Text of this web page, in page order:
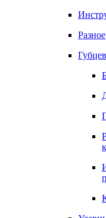
Разное